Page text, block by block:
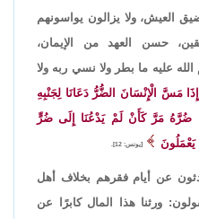
العيش، ولا يزالون يواسونهم
حسن العهد من الإيمان،
الله عليه ما بطر ولا نسي ربه ولا
مَسَّ الْإِنْسَانَ الضُّرُّ دَعَانَا لِجَنْبِهِ
ضُرَّهُ مَرَّ كَأَنْ لَمْ يَدْعُنَا إِلَى ضُرٍّ
[يونس: 12].
عن أيام فقرهم بخلاف أهل
ورثنا هذا المال كابرًا عن